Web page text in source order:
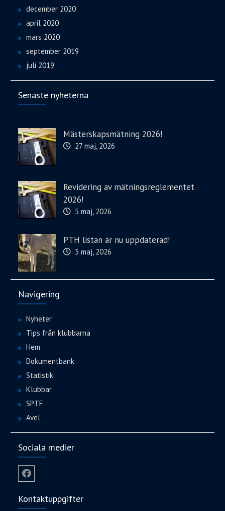
december 2020
april 2020
mars 2020
september 2019
juli 2019
Senaste nyheterna
Mästerskapsmätning 2026!
27 maj, 2026
Revidering av mätningsreglementet
2026!
5 maj, 2026
PTH listan är nu uppdaterad!
3 maj, 2026
Navigering
Nyheter
Tips från klubbarna
Hem
Dokumentbank
Statistik
Klubbar
SPTF
Avel
Sociala medier
Kontaktuppgifter